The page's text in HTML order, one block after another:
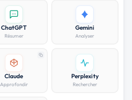
ChatGPT
Résumer
Gemini
Analyser
Claude
Approfondir
Perplexity
Rechercher